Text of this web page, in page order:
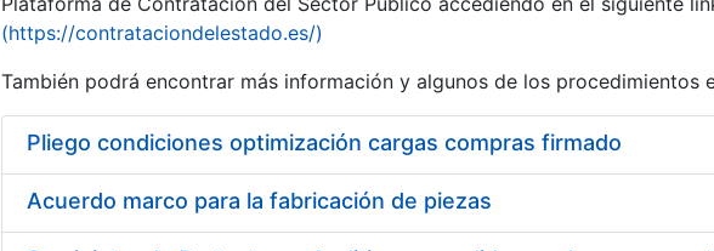
Show/Hide
Show/Hide
Show/Hide
(https://contrataciondelestado.es/)
También podrá encontrar más información y algunos de los procedimientos
Pliego condiciones optimización cargas compras firmado
Acuerdo marco para la fabricación de piezas